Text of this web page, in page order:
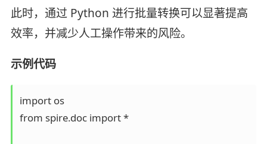
此时，通过 Python 进行批量转换可以显著提高
效率，并减少人工操作带来的风险。
示例代码
import os
from spire.doc import *